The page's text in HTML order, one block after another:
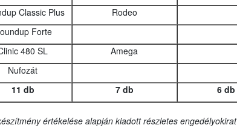
Classic Plus
Rodeo
Forte
480 SL
Amega
Nufozát
11 db
7 db 6 db
értékelése alapján kiadott részletes engedélyokirat